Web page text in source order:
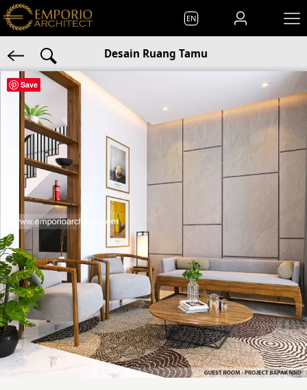
EN
Desain Ruang Tamu
Save